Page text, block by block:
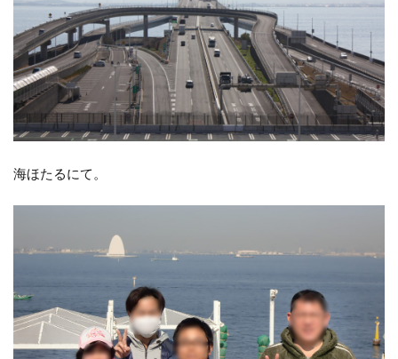
海ほたるにて。